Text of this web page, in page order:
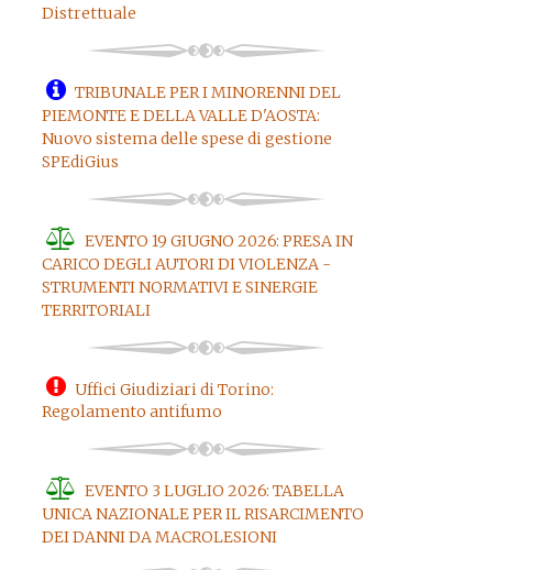
Distrettuale
TRIBUNALE PER I MINORENNI DEL
PIEMONTE E DELLA VALLE D'AOSTA:
Nuovo sistema delle spese di gestione
SPEdiGius
EVENTO 19 GIUGNO 2026: PRESA IN
CARICO DEGLI AUTORI DI VIOLENZA -
STRUMENTI NORMATIVI E SINERGIE
TERRITORIALI
Uffici Giudiziari di Torino:
Regolamento antifumo
EVENTO 3 LUGLIO 2026: TABELLA
UNICA NAZIONALE PER IL RISARCIMENTO
DEI DANNI DA MACROLESIONI